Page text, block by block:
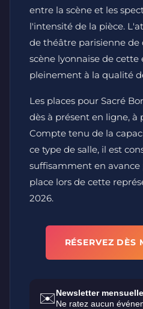
entre la scène et les
l'intensité de la pièce.
de théâtre parisienne
scène lyonnaise de
pleinement à la qualité
Les places pour Sacré
dès à présent en ligne, à
Compte tenu de la
ce type de salle, il est
suffisamment en avance
place lors de cette
2026.
RÉSERVEZ DÈS
✉️Newsletter mensuelle
Ne ratez aucun